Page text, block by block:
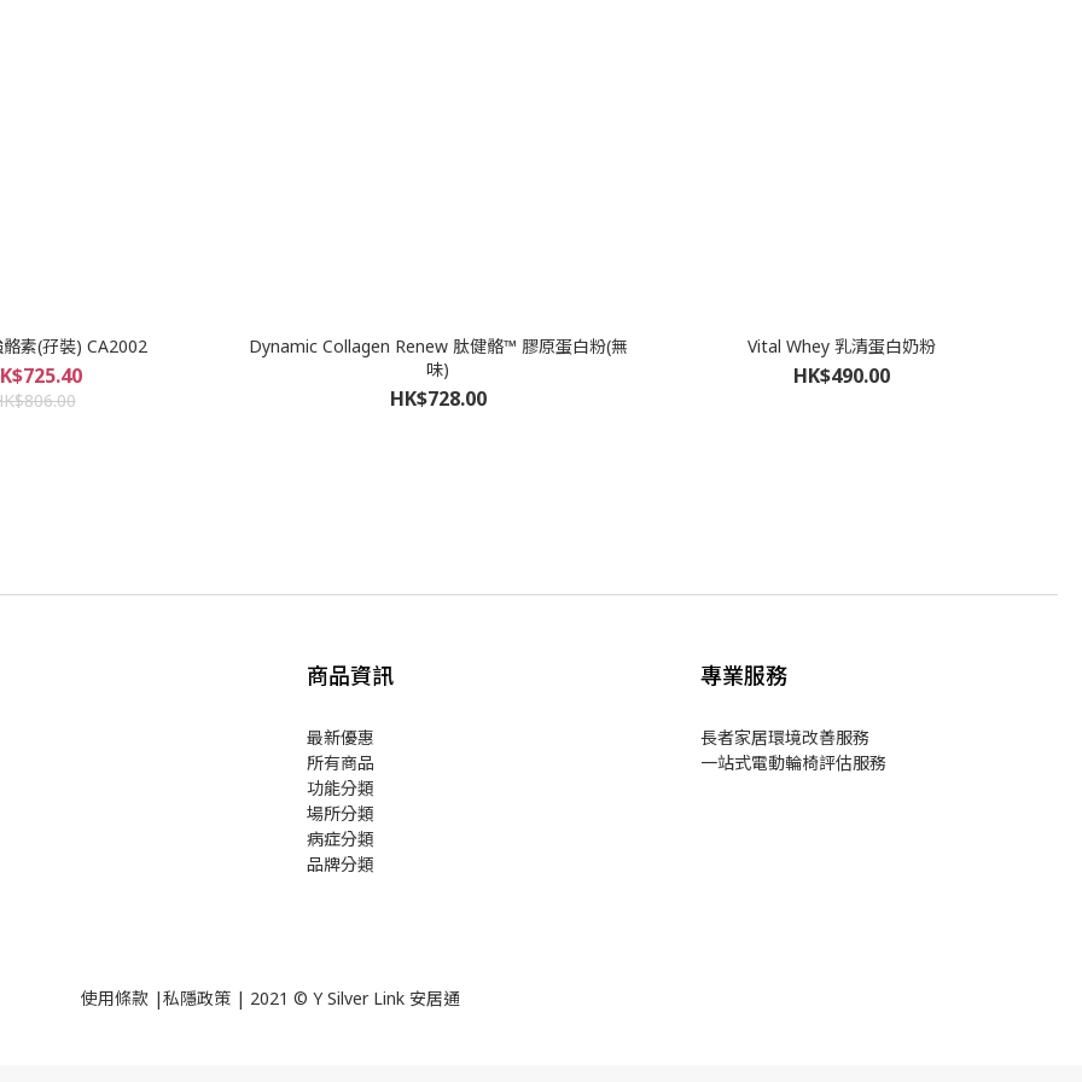
素(孖裝) CA2002
Dynamic Collagen Renew 肽健骼™ 膠原蛋白粉(無
味)
HK$728.00
Vital Whey 乳清蛋白奶粉
HK$490.00
商品資訊
最新優惠
所有商品
功能分類
場所分類
病症分類
品牌分類
專業服務
長者家居環境改善服務
一站式電動輪椅評估服務
使用條款 |私隱政策 | 2021 © Y Silver Link 安居通